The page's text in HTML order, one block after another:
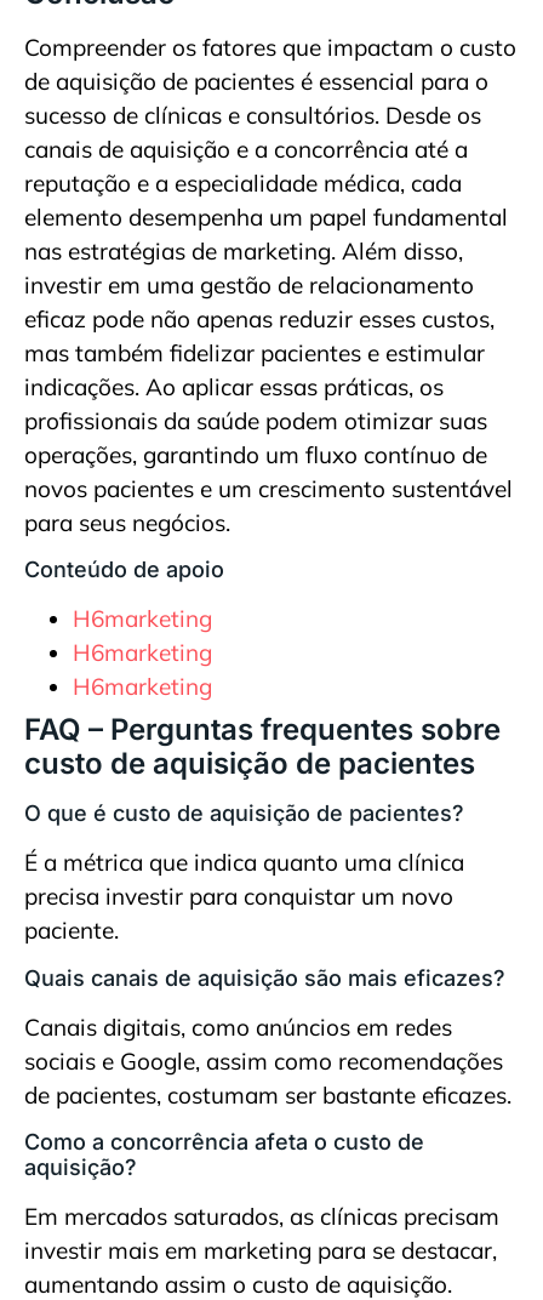
Compreender os fatores que impactam o custo
de aquisição de pacientes é essencial para o
sucesso de clínicas e consultórios. Desde os
canais de aquisição e a concorrência até a
reputação e a especialidade médica, cada
elemento desempenha um papel fundamental
nas estratégias de marketing. Além disso,
investir em uma gestão de relacionamento
eficaz pode não apenas reduzir esses custos,
mas também fidelizar pacientes e estimular
indicações. Ao aplicar essas práticas, os
profissionais da saúde podem otimizar suas
operações, garantindo um fluxo contínuo de
novos pacientes e um crescimento sustentável
para seus negócios.
Conteúdo de apoio
H6marketing
H6marketing
H6marketing
FAQ – Perguntas frequentes sobre
custo de aquisição de pacientes
O que é custo de aquisição de pacientes?
É a métrica que indica quanto uma clínica
precisa investir para conquistar um novo
paciente.
Quais canais de aquisição são mais eficazes?
Canais digitais, como anúncios em redes
sociais e Google, assim como recomendações
de pacientes, costumam ser bastante eficazes.
Como a concorrência afeta o custo de
aquisição?
Em mercados saturados, as clínicas precisam
investir mais em marketing para se destacar,
aumentando assim o custo de aquisição.